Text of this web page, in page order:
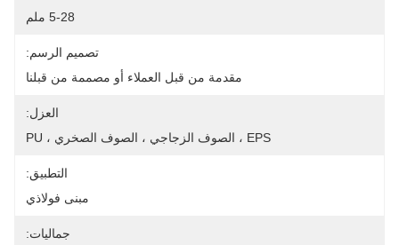
5-28 ملم
تصميم الرسم:
مقدمة من قبل العملاء أو مصممة من قبلنا
العزل:
EPS ، الصوف الزجاجي ، الصوف الصخري ، PU
التطبيق:
مبنى فولاذي
جماليات: